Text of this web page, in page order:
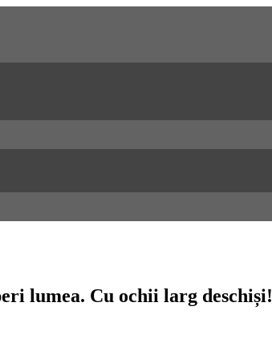
lumea. Cu ochii larg deschiși!